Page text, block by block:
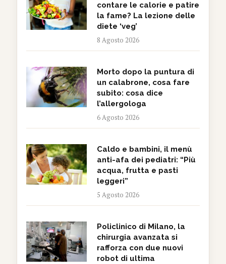
contare le calorie e patire
la fame? La lezione delle
diete ‘veg’
8 Agosto 2026
Morto dopo la puntura di
un calabrone, cosa fare
subito: cosa dice
l’allergologa
6 Agosto 2026
Caldo e bambini, il menù
anti-afa dei pediatri: “Più
acqua, frutta e pasti
leggeri”
5 Agosto 2026
Policlinico di Milano, la
chirurgia avanzata si
rafforza con due nuovi
robot di ultima